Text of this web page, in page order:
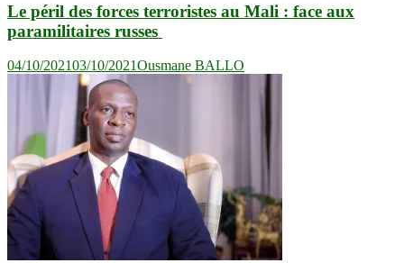
Le péril des forces terroristes au Mali : face aux
paramilitaires russes
04/10/202103/10/2021Ousmane BALLO